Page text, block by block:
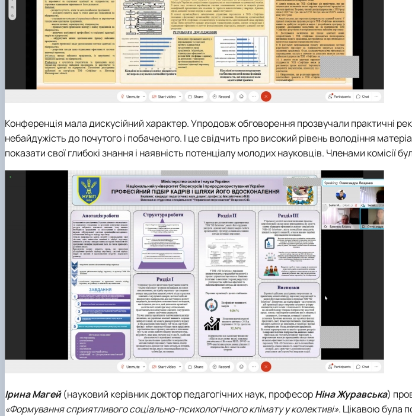
Конференція мала дискусійний характер. Упродовж обговорення прозвучали практичні
небайдужість до почутого і побаченого. І це свідчить про високий рівень володіння
показати свої глибокі знання і наявність потенціалу молодих науковців. Членами комісії
Ірина Магей(науковий керівник доктор педагогічних наук, професорНіна Журавська)
«Формування сприятливого соціально-психологічного клімату у колективі». Цікавою була